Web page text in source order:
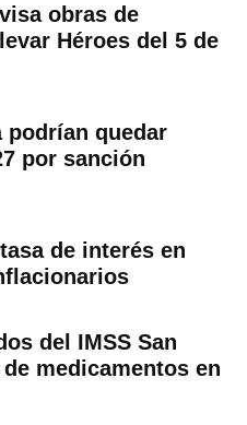
obras de
Héroes del 5 de
podrían quedar
por sanción
de interés en
del IMSS San
medicamentos en